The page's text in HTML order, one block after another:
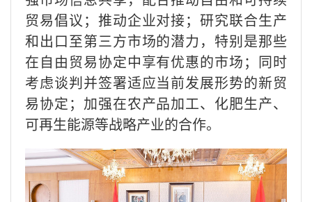
贸易倡议；推动企业对接；研究联合生产
和出口至第三方市场的潜力，特别是那些
在自由贸易协定中享有优惠的市场；同时
考虑谈判并签署适应当前发展形势的新贸
易协定；加强在农产品加工、化肥生产、
可再生能源等战略产业的合作。